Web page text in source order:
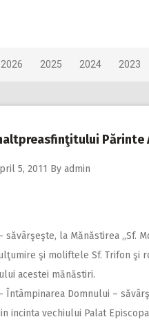
2026 2025 2024 2023
Părinte
5, 2011 By admin
săvârşeşte, la Mănăstirea ,,Sf.
şi moliftele Sf. Trifon şi
acestei mănăstiri.
Întâmpinarea Domnului –
incinta vechiului Palat